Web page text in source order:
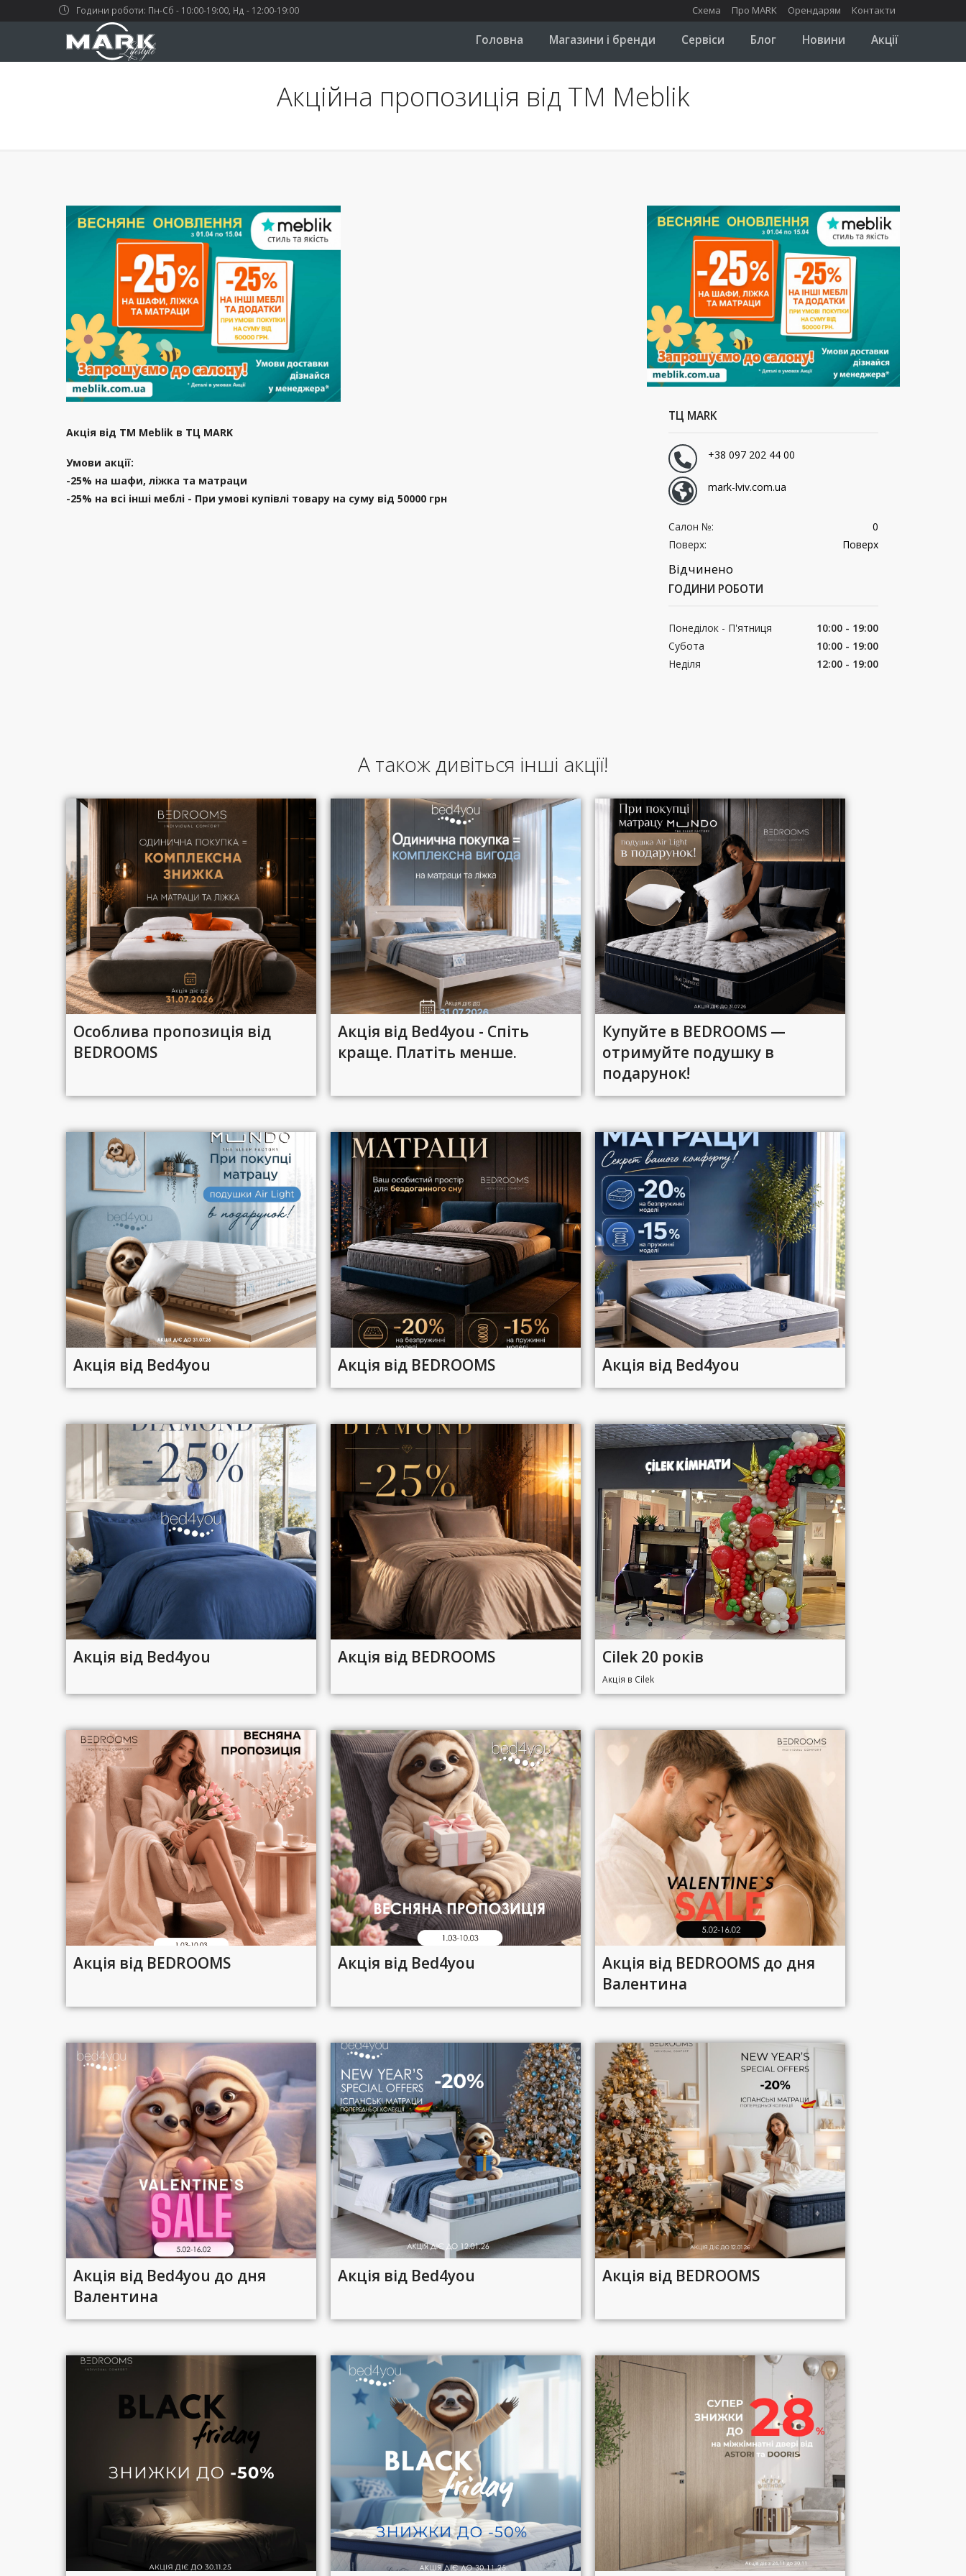
Години роботи: Пн-Сб - 10:00-19:00, Нд - 12:00-19:00 Схема Про MARK Орендарям Контакти
Головна Магазини і бренди Сервіси Блог Новини Акції
Акційна пропозиція від ТМ Meblik
Акція від ТМ Meblik в ТЦ MARK
Умови акції:
-25% на шафи, ліжка та матраци
-25% на всі інші меблі - При умові купівлі товару на суму від 50000 грн
ТЦ MARK
+38 097 202 44 00
mark-lviv.com.ua
Салон №:
0
Поверх:
Поверх
Відчинено
ГОДИНИ РОБОТИ
Понеділок - П'ятниця
10:00 - 19:00
Субота
10:00 - 19:00
Неділя
12:00 - 19:00
А також дивіться інші акції!
Особлива пропозиція від
BEDROOMS
Акція від Bed4you - Спіть
краще. Платіть менше.
Купуйте в BEDROOMS —
отримуйте подушку в
подарунок!
Акція від Bed4you Акція від BEDROOMS Акція від Bed4you
Акція від Bed4you Акція від BEDROOMS Cilek 20 років
Акція в Cilek
Акція від BEDROOMS Акція від Bed4you
Акція від BEDROOMS до дня
Валентина
Акція від Bed4you до дня
Валентина
Акція від Bed4you Акція від BEDROOMS